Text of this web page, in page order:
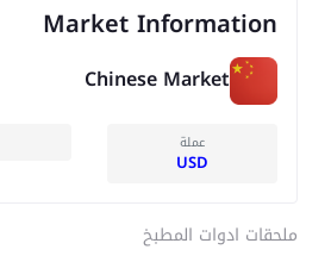
Market Information
Chinese Market
عملة
USD
ملحقات ادوات المطبخ